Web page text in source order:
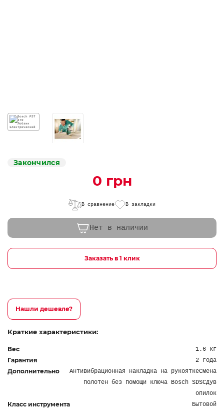
Закончился
0 грн
В сравнение В закладки
Нет в наличии
Заказать в 1 клик
Нашли дешевле?
Краткие характеристики:
Вес 1.6 кг
Гарантия 2 года
Дополнительно
Антивибрационная накладка на рукояткеСмена
полотен без помощи ключа Bosch SDSСдув
опилок
Класс инструмента Бытовой